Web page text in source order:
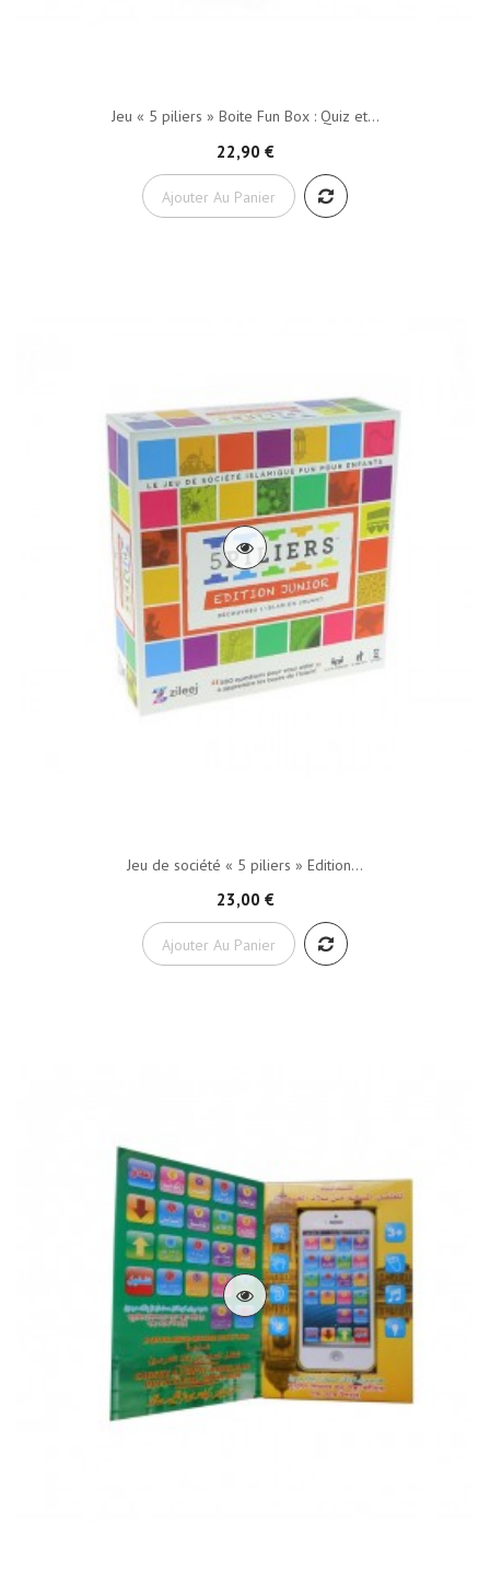
Jeu « 5 piliers » Boite Fun Box : Quiz et...
22,90 €
Ajouter Au Panier
Jeu de société « 5 piliers » Edition...
23,00 €
Ajouter Au Panier